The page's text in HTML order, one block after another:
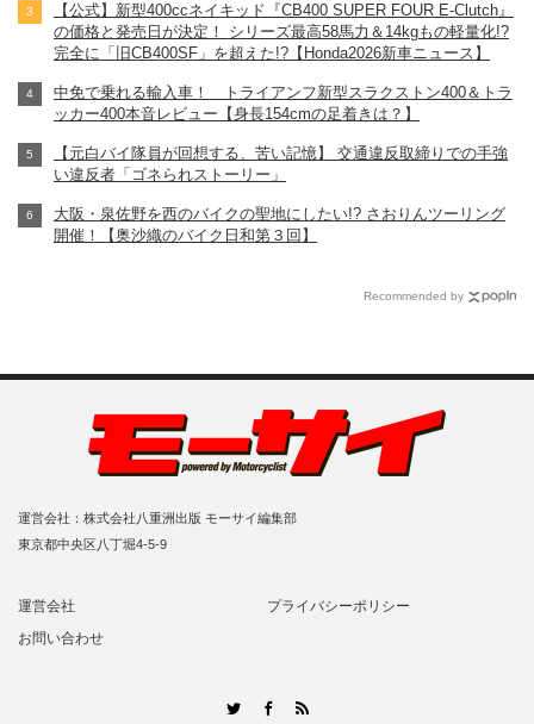
【公式】新型400ccネイキッド『CB400 SUPER FOUR E-Clutch』
の価格と発売日が決定！ シリーズ最高58馬力＆14kgもの軽量化!?
完全に「旧CB400SF」を超えた!?【Honda2026新車ニュース】
中免で乗れる輸入車！ トライアンフ新型スラクストン400＆トラ
ッカー400本音レビュー【身長154cmの足着きは？】
【元白バイ隊員が回想する、苦い記憶】 交通違反取締りでの手強
い違反者「ゴネられストーリー」
大阪・泉佐野を西のバイクの聖地にしたい!? さおりんツーリング
開催！【奥沙織のバイク日和第３回】
Recommended by
運営会社：株式会社八重洲出版 モーサイ編集部
東京都中央区八丁堀4-5-9
運営会社
プライバシーポリシー
お問い合わせ
TwitterFacebook